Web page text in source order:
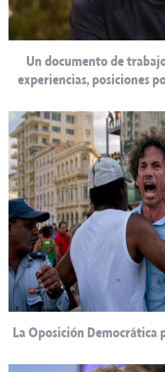
Un documento de
experiencias, posiciones
La Oposición